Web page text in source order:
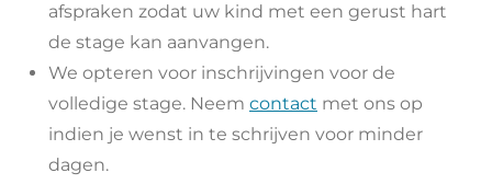
afspraken zodat uw kind met een gerust hart
de stage kan aanvangen.
We opteren voor inschrijvingen voor de
volledige stage. Neem contact met ons op
indien je wenst in te schrijven voor minder
dagen.